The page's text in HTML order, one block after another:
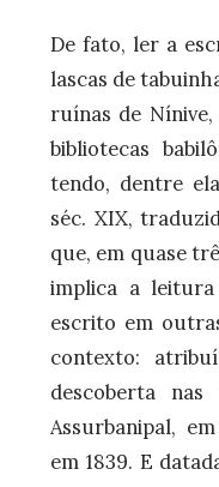
De fato, ler a
lascas de
ruínas de
bibliotecas
tendo, dentre
séc. XIX,
que, em quase
implica a
escrito em
contexto:
descoberta
Assurbanipal,
em 1839. E